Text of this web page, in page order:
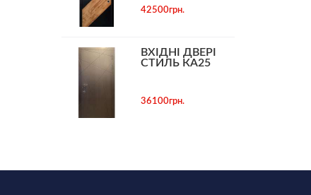
42500грн.
ВХІДНІ ДВЕРІ
СТИЛЬ КА25
36100грн.